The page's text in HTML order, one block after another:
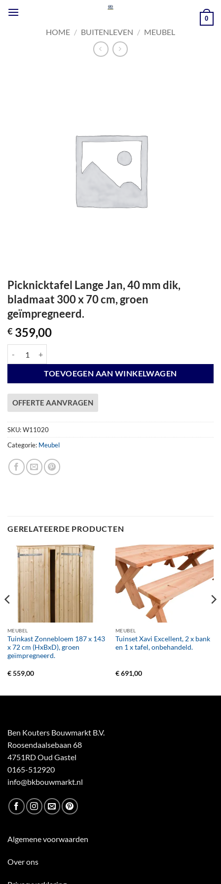
naar
0
HOME / BUITENLEVEN / MEUBEL
Picknicktafel Lange Jan, 40 mm dik,
bladmaat 300 x 70 cm, groen
geïmpregneerd.
€ 359,00
TOEVOEGEN AAN WINKELWAGEN
OFFERTE AANVRAGEN
SKU:W11020
Categorie: Meubel
GERELATEERDE PRODUCTEN
MEUBEL
Tuinkast Zonnebloem 187 x 143
x 72 cm (HxBxD), groen
geïmpregneerd.
€559,00
MEUBEL
Tuinset Xavi Excellent, 2 x bank
en 1 x tafel, onbehandeld.
€691,00
Ben Kouters Bouwmarkt B.V.
Roosendaalsebaan 68
4751RD Oud Gastel
0165-512920
info@bkbouwmarkt.nl
Algemene voorwaarden
Over ons